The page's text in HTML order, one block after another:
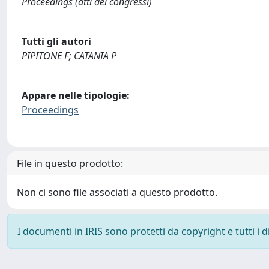
Tutti gli autori
PIPITONE F; CATANIA P
Appare nelle tipologie:
Proceedings
File in questo prodotto:
Non ci sono file associati a questo prodotto.
I documenti in IRIS sono protetti da copyright e tutti i